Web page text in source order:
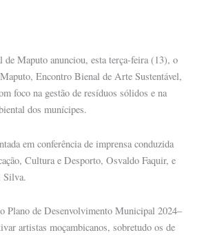
Maputo anunciou, esta terça-feira (13), o
Encontro Bienal de Arte Sustentável,
foco na gestão de resíduos sólidos e na
dos munícipes.
em conferência de imprensa conduzida
Cultura e Desporto, Osvaldo Faquir, e
Silva.
Plano de Desenvolvimento Municipal 2024–
artistas moçambicanos, sobretudo os de